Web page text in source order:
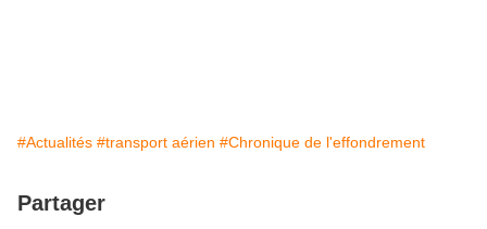
#Actualités #transport aérien #Chronique de l'effondrement
Partager